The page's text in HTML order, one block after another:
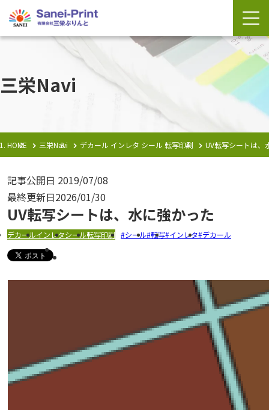
三栄Navi
HOME 三栄Navi デカール インレタ シール 転写印刷 UV転写シートは、
記事公開日 2019/07/08
最終更新日2026/01/30
UV転写シートは、水に強かった
デカールインレタシール転写印刷 シール 転写 インレタ デカール